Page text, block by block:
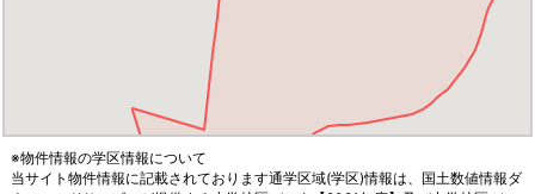
※物件情報の学区情報について
当サイト物件情報に記載されております通学区域(学区)情報は、国土数値情報ダ